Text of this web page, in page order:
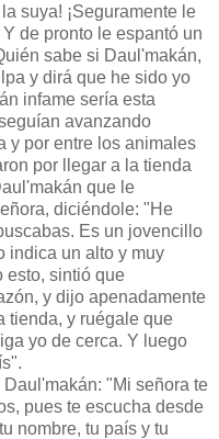
suya! ¡Seguramente le
de pronto le espantó un
sabe si Daul'makán,
y dirá que he sido yo
infame sería esta
avanzando
y por entre los animales
por llegar a la tienda
que le
diciéndole: "He
Es un jovencillo
indica un alto y muy
esto, sintió que
y dijo apenadamente
tienda, y ruégale que
yo de cerca. Y luego
"Mi señora te
pues te escucha desde
nombre, tu país y tu